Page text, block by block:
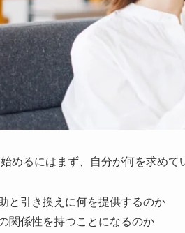
始めるにはまず、自分が何を求め
と引き換えに何を提供するのか
関係性を持つことになるのか